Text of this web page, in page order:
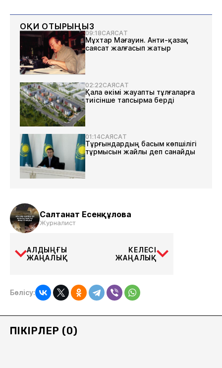
ОҚИ ОТЫРЫҢЫЗ
09:18САЯСАТ
Мұхтар Мағауин. Анти-қазақ
саясат жалғасып жатыр
02:22САЯСАТ
Қала әкімі жауапты тұлғаларға
тиісінше тапсырма берді
01:14САЯСАТ
Тұрғындардың басым көпшілігі
тұрмысын жайлы деп санайды
Салтанат Есенқұлова
Журналист
АЛДЫҢҒЫ
ЖАҢАЛЫҚ
КЕЛЕСІ
ЖАҢАЛЫҚ
Бөлісу:
ПІКІРЛЕР (0)